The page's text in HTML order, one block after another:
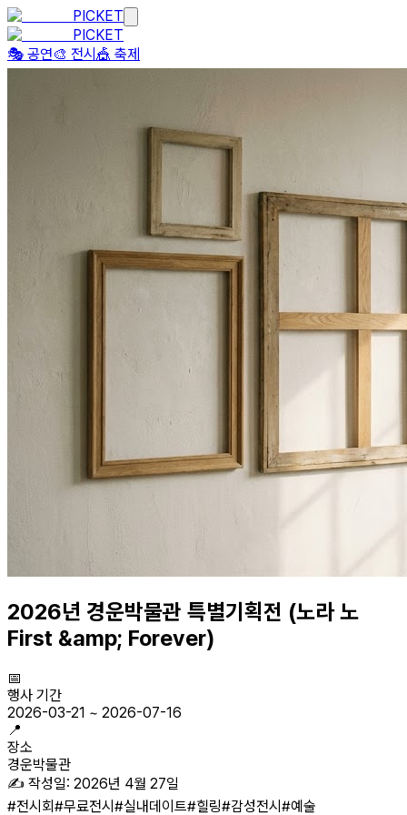
PICKET
PICKET
🎭 공연🎨 전시 🎪 축제
2026년 경운박물관 특별기획전 (노라 노
First &amp; Forever)
📅
행사 기간
2026-03-21 ~ 2026-07-16
📍
장소
경운박물관
✍️ 작성일: 2026년 4월 27일
#전시회#무료전시 #실내데이트#힐링#감성전시 #예술